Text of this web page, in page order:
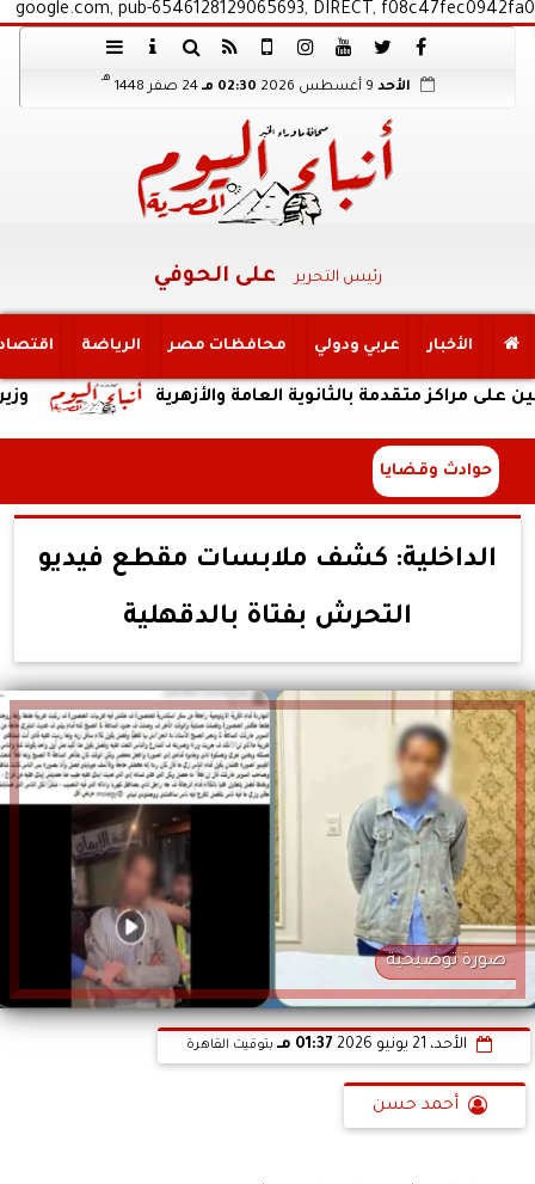
google.com, pub-6546128129065693, DIRECT, f08c47fec0942fa0
الأحد 02:30 مـ 24 صفر 1448
هـ
رئيس التحرير على الحوفي
الأخبار عربي ودولي محافظات مصر الرياضة
وزير الري متقدمة بالثانوية العامة والأزهرية
حوادث وقضايا
الداخلية: كشف ملابسات مقطع فيديو
التحرش بفتاة بالدقهلية
صورة توضيحية
الأحد، 21 يونيو 2026 01:37 مـ بتوقيت القاهرة
أحمد حسن